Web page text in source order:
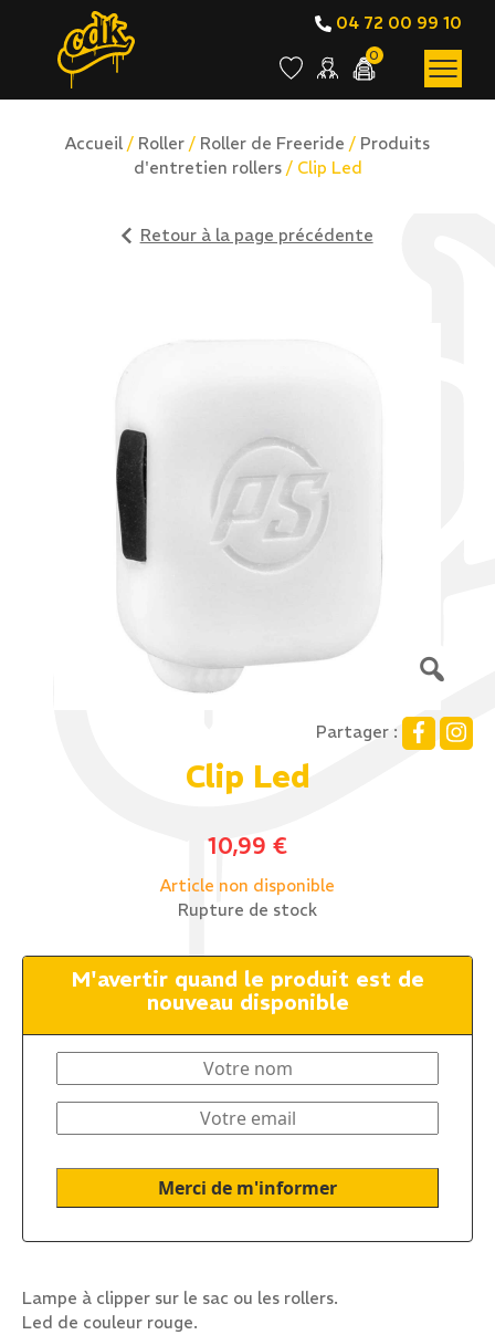
04 72 00 99 10
0
Accueil / Roller / Roller de Freeride / Produits
d'entretien rollers/ Clip Led
Retour à la page précédente
Partager :
Clip Led
10,99 €
Article non disponible
Rupture de stock
M'avertir quand le produit est de
nouveau disponible
Lampe à clipper sur le sac ou les rollers.
Led de couleur rouge.